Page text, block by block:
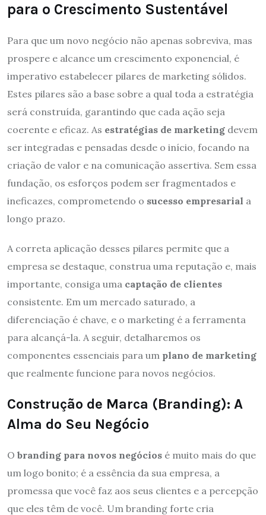
para o Crescimento Sustentável
Para que um novo negócio não apenas sobreviva, mas
prospere e alcance um crescimento exponencial, é
imperativo estabelecer pilares de marketing sólidos.
Estes pilares são a base sobre a qual toda a estratégia
será construída, garantindo que cada ação seja
coerente e eficaz. As estratégias de marketing devem
ser integradas e pensadas desde o início, focando na
criação de valor e na comunicação assertiva. Sem essa
fundação, os esforços podem ser fragmentados e
ineficazes, comprometendo o sucesso empresarial a
longo prazo.
A correta aplicação desses pilares permite que a
empresa se destaque, construa uma reputação e, mais
importante, consiga uma captação de clientes
consistente. Em um mercado saturado, a
diferenciação é chave, e o marketing é a ferramenta
para alcançá-la. A seguir, detalharemos os
componentes essenciais para um plano de marketing
que realmente funcione para novos negócios.
Construção de Marca (Branding): A
Alma do Seu Negócio
O branding para novos negócios é muito mais do que
um logo bonito; é a essência da sua empresa, a
promessa que você faz aos seus clientes e a percepção
que eles têm de você. Um branding forte cria